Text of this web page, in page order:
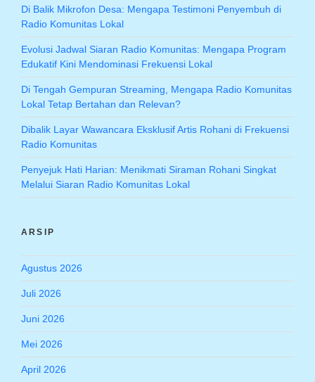
Di Balik Mikrofon Desa: Mengapa Testimoni Penyembuh di
Radio Komunitas Lokal
Evolusi Jadwal Siaran Radio Komunitas: Mengapa Program
Edukatif Kini Mendominasi Frekuensi Lokal
Di Tengah Gempuran Streaming, Mengapa Radio Komunitas
Lokal Tetap Bertahan dan Relevan?
Dibalik Layar Wawancara Eksklusif Artis Rohani di Frekuensi
Radio Komunitas
Penyejuk Hati Harian: Menikmati Siraman Rohani Singkat
Melalui Siaran Radio Komunitas Lokal
ARSIP
Agustus 2026
Juli 2026
Juni 2026
Mei 2026
April 2026